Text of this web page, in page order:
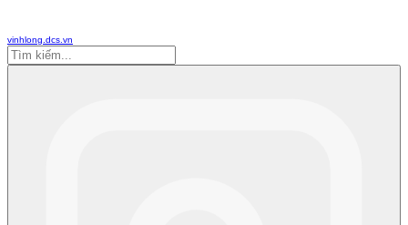
vinhlong.dcs.vn